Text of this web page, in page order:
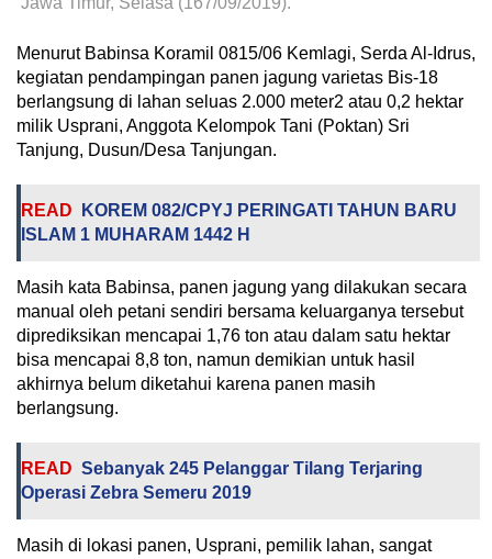
Menurut Babinsa Koramil 0815/06 Kemlagi, Serda Al-Idrus,
kegiatan pendampingan panen jagung varietas Bis-18
berlangsung di lahan seluas 2.000 meter2 atau 0,2 hektar
milik Usprani, Anggota Kelompok Tani (Poktan) Sri
Tanjung, Dusun/Desa Tanjungan.
READ
KOREM 082/CPYJ PERINGATI TAHUN BARU
ISLAM 1 MUHARAM 1442 H
Masih kata Babinsa, panen jagung yang dilakukan secara
manual oleh petani sendiri bersama keluarganya tersebut
diprediksikan mencapai 1,76 ton atau dalam satu hektar
bisa mencapai 8,8 ton, namun demikian untuk hasil
akhirnya belum diketahui karena panen masih
berlangsung.
READ Sebanyak 245 Pelanggar Tilang Terjaring
Operasi Zebra Semeru 2019
Masih di lokasi panen, Usprani, pemilik lahan, sangat